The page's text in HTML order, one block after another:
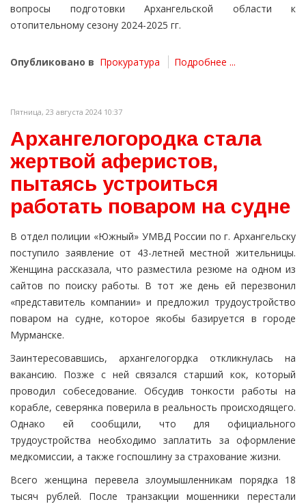
вопросы подготовки Архангельской области к
отопительному сезону 2024-2025 гг.
Опубликовано в Прокуратура Подробнее ...
Пятница, 23 августа 2024 10:37
Архангелогородка стала
жертвой аферистов,
пытаясь устроиться
работать поваром на судне
В отдел полиции «Южный» УМВД России по г. Архангельску
поступило заявление от 43-летней местной жительницы.
Женщина рассказала, что разместила резюме на одном из
сайтов по поиску работы. В тот же день ей перезвонил
«представитель компании» и предложил трудоустройство
поваром на судне, которое якобы базируется в городе
Мурманске.
Заинтересовавшись, архангелогордка откликнулась на
вакансию. Позже с ней связался старший кок, который
проводил собеседование. Обсудив тонкости работы на
корабле, северянка поверила в реальность происходящего.
Однако ей сообщили, что для официального
трудоустройства необходимо заплатить за оформление
медкомиссии, а также госпошлину за страхование жизни.
Всего женщина перевела злоумышленникам порядка 18
тысяч рублей. После транзакции мошенники перестали